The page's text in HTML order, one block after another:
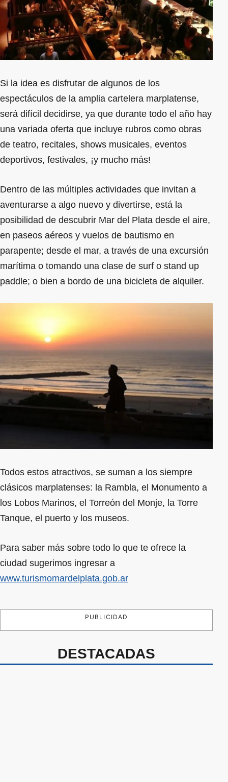
Si la idea es disfrutar de algunos de los
espectáculos de la amplia cartelera marplatense,
será difícil decidirse, ya que durante todo el año hay
una variada oferta que incluye rubros como obras
de teatro, recitales, shows musicales, eventos
deportivos, festivales, ¡y mucho más!
Dentro de las múltiples actividades que invitan a
aventurarse a algo nuevo y divertirse, está la
posibilidad de descubrir Mar del Plata desde el aire,
en paseos aéreos y vuelos de bautismo en
parapente; desde el mar, a través de una excursión
marítima o tomando una clase de surf o stand up
paddle; o bien a bordo de una bicicleta de alquiler.
Todos estos atractivos, se suman a los siempre
clásicos marplatenses: la Rambla, el Monumento a
los Lobos Marinos, el Torreón del Monje, la Torre
Tanque, el puerto y los museos.
Para saber más sobre todo lo que te ofrece la
ciudad sugerimos ingresar a
www.turismomardelplata.gob.ar
PUBLICIDAD
DESTACADAS